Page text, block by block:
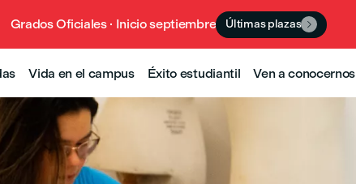
Grados Oficiales · Inicio septiembre Últimas plazas 
Vida en el campus Éxito estudiantil Ven a conocernos